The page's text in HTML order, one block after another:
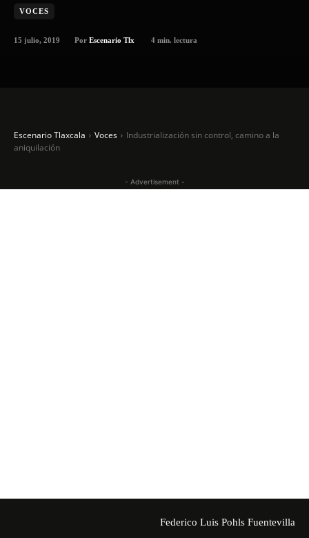
VOCES
15 julio, 2019 Por Escenario Tlx 4 min. lectura
Escenario Tlaxcala Voces
Industrialización sin control, camino a la
aniquilación
- Advertisement -
Federico Luis Pohls Fuentevilla